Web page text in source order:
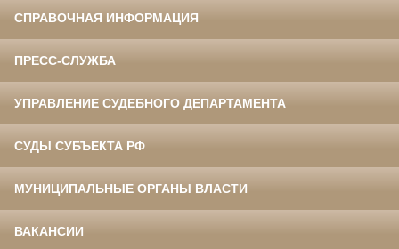
СПРАВОЧНАЯ ИНФОРМАЦИЯ
ПРЕСС-СЛУЖБА
УПРАВЛЕНИЕ СУДЕБНОГО ДЕПАРТАМЕНТА
СУДЫ СУБЪЕКТА РФ
МУНИЦИПАЛЬНЫЕ ОРГАНЫ ВЛАСТИ
ВАКАНСИИ